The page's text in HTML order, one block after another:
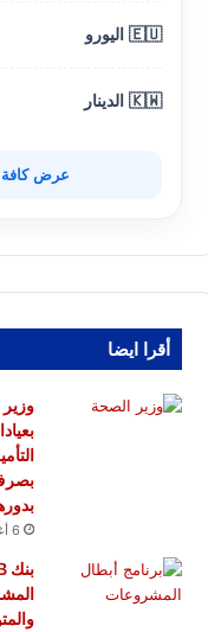
🇪🇺 اليورو
🇰🇼 الدينار
عرض كافة
أقرا ايضا
6 أغسطس، 2026